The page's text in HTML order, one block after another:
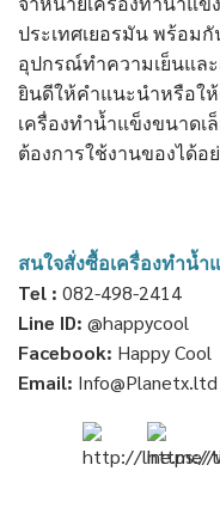
ประเทศเยอรมัน พร้อมกั
อุปกรณ์ทำความเย็นแล
ยินดีให้คำแนะนำหรือใ
เครื่องทำน้ำแข็งขนาดเ
ต้องการใช้งานของได้อ
สนใจสั่งซื้อเครื่องทำน้ำ
Tel : 082-498-2414
Line ID: @happycool
Facebook: Happy Cool
Email: Info@Planetx.ltd